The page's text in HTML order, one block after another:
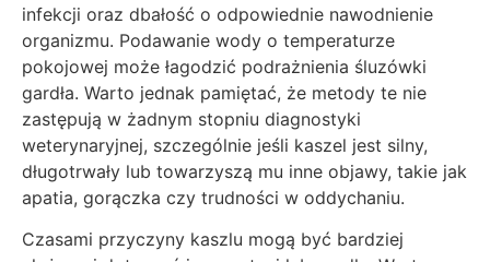
infekcji oraz dbałość o odpowiednie nawodnienie
organizmu. Podawanie wody o temperaturze
pokojowej może łagodzić podrażnienia śluzówki
gardła. Warto jednak pamiętać, że metody te nie
zastępują w żadnym stopniu diagnostyki
weterynaryjnej, szczególnie jeśli kaszel jest silny,
długotrwały lub towarzyszą mu inne objawy, takie jak
apatia, gorączka czy trudności w oddychaniu.
Czasami przyczyny kaszlu mogą być bardziej